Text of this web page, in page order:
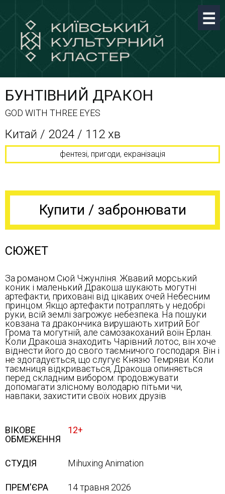
БУНТІВНИЙ ДРАКОН
GOD WITH THREE EYES
Китай / 2024 / 112 хв
фентезі, пригоди, екранізація
Купити / забронювати
СЮЖЕТ
За романом Сюй Чжунліня. Жвавий морський
коник і маленький Дракоша шукають могутні
артефакти, приховані від цікавих очей Небесним
принцом. Якщо артефакти потраплять у недобрі
руки, всій землі загрожує небезпека. На пошуки
ковзана та дракончика вирушають хитрий Бог
Грома та могутній, але самозакоханий воїн Ерлан.
Коли Дракоша знаходить Чарівний лотос, він хоче
віднести його до свого таємничого господаря. Він і
не здогадується, що слугує Князю Темряви. Коли
таємниця відкривається, Дракоша опиняється
перед складним вибором: продовжувати
допомагати злісному володарю пітьми чи,
навпаки, захистити своїх нових друзів
ВІКОВЕ
ОБМЕЖЕННЯ
12+
СТУДІЯ Mihuxing Animation
ПРЕМ'ЄРА 14 травня 2026